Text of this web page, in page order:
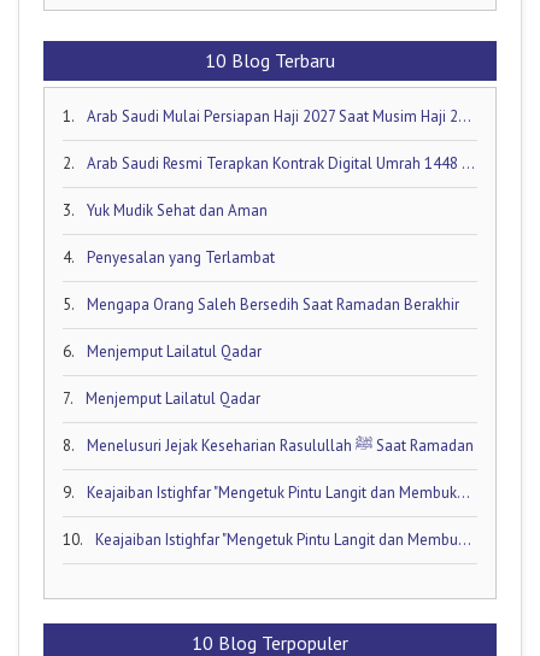
10 Blog Terbaru
1. Arab Saudi Mulai Persiapan Haji 2027 Saat Musim Haji 2026 Masih Berjalan!
2. Arab Saudi Resmi Terapkan Kontrak Digital Umrah 1448 H: Visa Dibuka Akhir Mei 2026
3. Yuk Mudik Sehat dan Aman
4. Penyesalan yang Terlambat
5. Mengapa Orang Saleh Bersedih Saat Ramadan Berakhir
6. Menjemput Lailatul Qadar
7. Menjemput Lailatul Qadar
8. Menelusuri Jejak Keseharian Rasulullah ﷺ Saat Ramadan
9. Keajaiban Istighfar "Mengetuk Pintu Langit dan Membuka Keran Rezeki yang Tersumbat"
10. Keajaiban Istighfar "Mengetuk Pintu Langit dan Membuka Keran Rezeki yang Tersumbat"
10 Blog Terpopuler